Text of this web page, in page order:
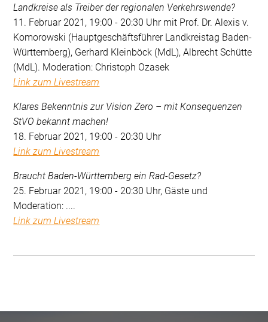
Landkreise als Treiber der regionalen Verkehrswende?
11. Februar 2021, 19:00 - 20:30 Uhr mit Prof. Dr. Alexis v.
Komorowski (Hauptgeschäftsführer Landkreistag Baden-
Württemberg), Gerhard Kleinböck (MdL), Albrecht Schütte
(MdL). Moderation: Christoph Ozasek
Link zum Livestream
Klares Bekenntnis zur Vision Zero – mit Konsequenzen
StVO bekannt machen!
18. Februar 2021, 19:00 - 20:30 Uhr
Link zum Livestream
Braucht Baden-Württemberg ein Rad-Gesetz?
25. Februar 2021, 19:00 - 20:30 Uhr, Gäste und
Moderation: ....
Link zum Livestream